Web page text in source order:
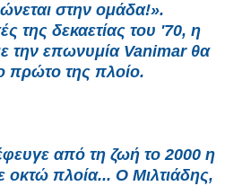
στην ομάδα!».
της δεκαετίας του '70, η
την επωνυμία Vanimar θα
πρώτο της πλοίο.
από τη ζωή το 2000 η
οκτώ πλοία... Ο Μιλτιάδης,